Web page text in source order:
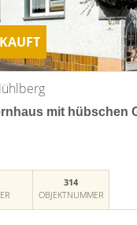
mit hübschen
314
OBJEKTNUMMER